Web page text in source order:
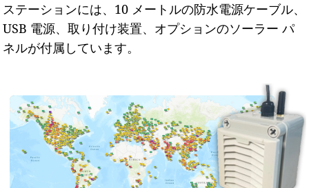
ステーションには、10 メートルの防水電源ケーブル、
USB 電源、取り付け装置、オプションのソーラー パ
ネルが付属しています。